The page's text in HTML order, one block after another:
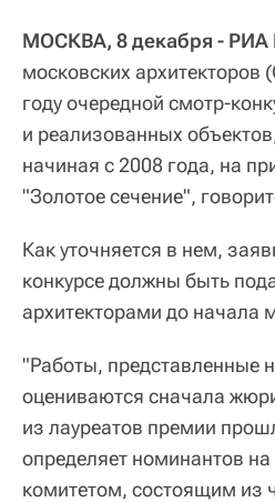
МОСКВА, 8 декабря - РИА
московских архитекторов
году очередной смотр-
и реализованных
начиная с 2008 года, на
"Золотое сечение",
Как уточняется в нем,
конкурсе должны быть
архитекторами до начала
"Работы, представленные
оцениваются сначала
из лауреатов премии
определяет номинантов
комитетом, состоящим из